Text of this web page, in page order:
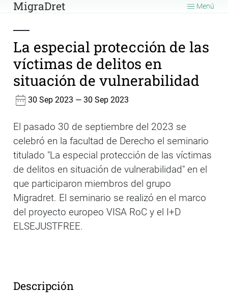
MigraDret Menú
La especial protección de las
víctimas de delitos en
situación de vulnerabilidad
30 Sep 2023 — 30 Sep 2023
El pasado 30 de septiembre del 2023 se
celebró en la facultad de Derecho el seminario
titulado "La especial protección de las víctimas
de delitos en situación de vulnerabilidad" en el
que participaron miembros del grupo
Migradret. El seminario se realizó en el marco
del proyecto europeo VISA RoC y el I+D
ELSEJUSTFREE.
Descripción